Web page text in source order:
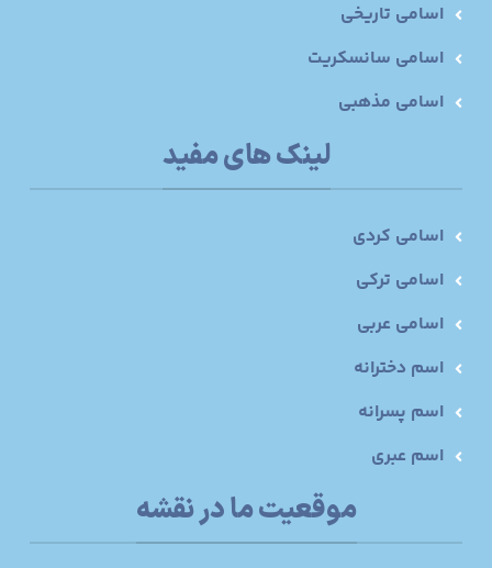
اسامی تاریخی
اسامی سانسکریت
اسامی مذهبی
لینک های مفید
اسامی کردی
اسامی ترکی
اسامی عربی
اسم دخترانه
اسم پسرانه
اسم عبری
موقعیت ما در نقشه